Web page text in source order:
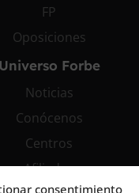
consentimiento
FP
Oposiciones
Universo Forbe
Noticias
Conócenos
Centros
Afiliados